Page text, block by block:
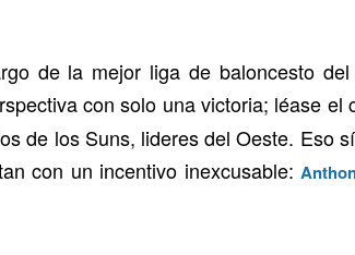
de la mejor liga de baloncesto
con solo una victoria; léase el
de los Suns, lideres del Oeste. Eso
con un incentivo inexcusable: